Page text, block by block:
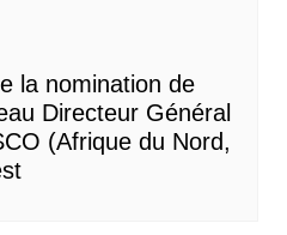
la nomination de
Directeur Général
(Afrique du Nord,